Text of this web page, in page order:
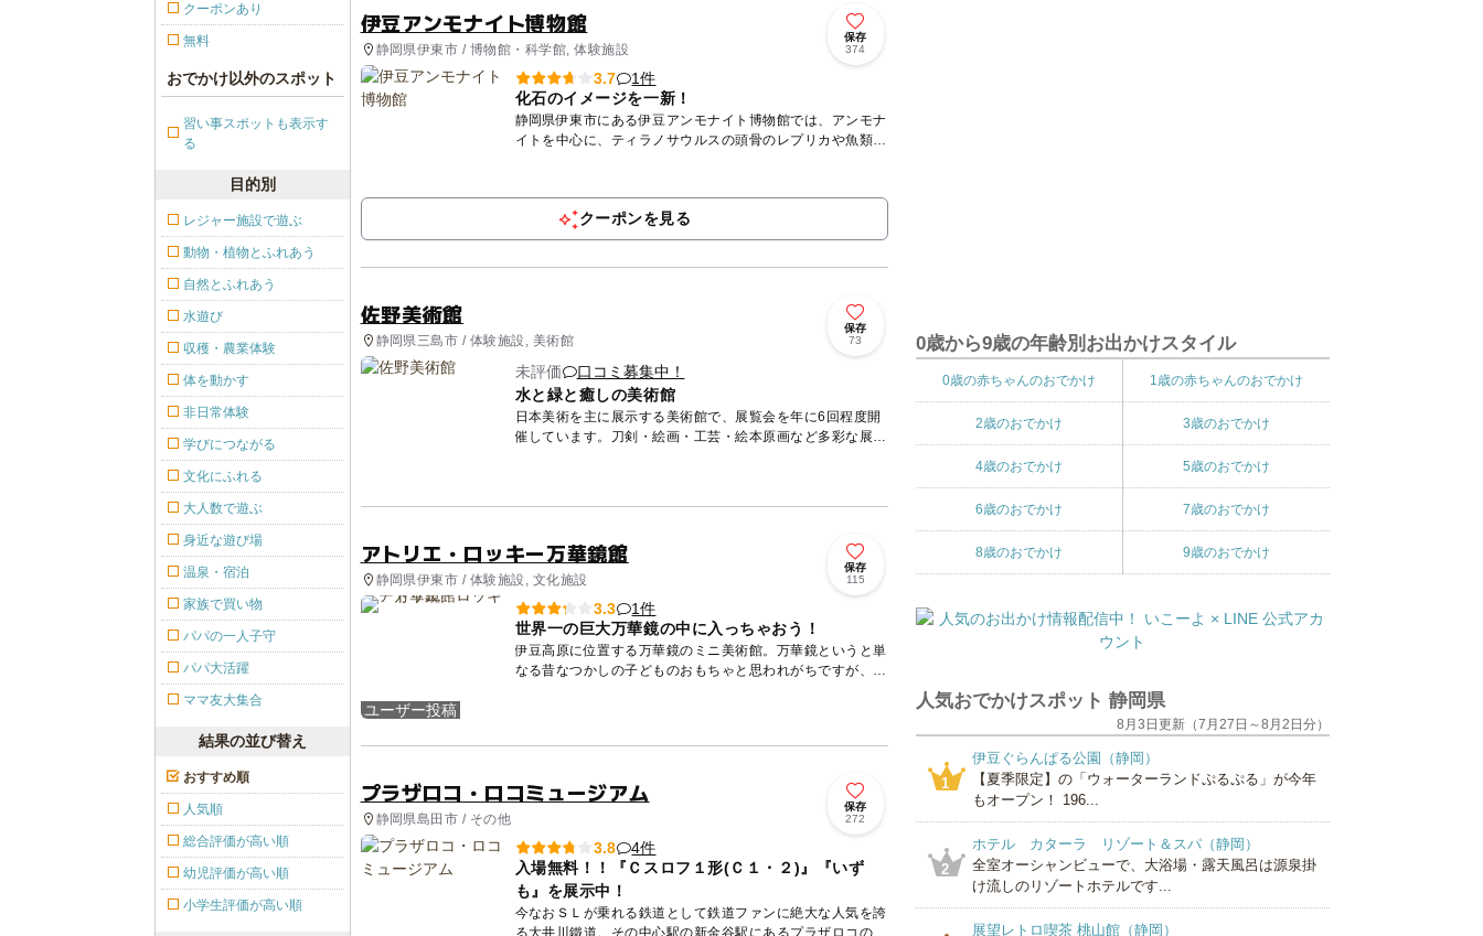
伊豆アンモナイト博物館
静岡県伊東市 / 博物館・科学館, 体験施設
保存
374
3.7
1件
化石のイメージを一新！
静岡県伊東市にある伊豆アンモナイト博物館では、アンモナ
イトを中心に、ティラノサウルスの頭骨のレプリカや魚類の
クーポンを見る
佐野美術館
静岡県三島市 / 体験施設, 美術館
保存
73
未評価
口コミ募集中！
水と緑と癒しの美術館
日本美術を主に展示する美術館で、展覧会を年に6回程度開
催しています。刀剣・絵画・工芸・絵本原画など多彩な展覧
アトリエ・ロッキー万華鏡館
静岡県伊東市 / 体験施設, 文化施設
保存
115
ユーザー投稿
3.3
1件
世界一の巨大万華鏡の中に入っちゃおう！
伊豆高原に位置する万華鏡のミニ美術館。万華鏡というと単
なる昔なつかしの子どものおもちゃと思われがちですが、実
プラザロコ・ロコミュージアム
静岡県島田市 / その他
保存
272
3.8
4件
入場無料！！『Ｃスロフ１形(Ｃ１・２)』『いず
も』を展示中！
今なおＳＬが乗れる鉄道として鉄道ファンに絶大な人気を誇
る大井川鐵道。その中心駅の新金谷駅にあるプラザロコの一
クーポンあり
無料
おでかけ以外のスポット
習い事スポットも表示す
る
目的別
レジャー施設で遊ぶ
動物・植物とふれあう
自然とふれあう
水遊び
収穫・農業体験
体を動かす
非日常体験
学びにつながる
文化にふれる
大人数で遊ぶ
身近な遊び場
温泉・宿泊
家族で買い物
パパの一人子守
パパ大活躍
ママ友大集合
結果の並び替え
おすすめ順
人気順
総合評価が高い順
幼児評価が高い順
小学生評価が高い順
0歳から9歳の年齢別お出かけスタイル
0歳の赤ちゃんのおでかけ 1歳の赤ちゃんのおでかけ
2歳のおでかけ 3歳のおでかけ
4歳のおでかけ 5歳のおでかけ
6歳のおでかけ 7歳のおでかけ
8歳のおでかけ 9歳のおでかけ
人気おでかけスポット 静岡県
8月3日更新（7月27日～8月2日分）
1
伊豆ぐらんぱる公園（静岡）
【夏季限定】の「ウォーターランドぷるぷる」が今年
もオープン！ 196...
2
ホテル カターラ リゾート＆スパ（静岡）
全室オーシャンビューで、大浴場・露天風呂は源泉掛
け流しのリゾートホテルです...
展望レトロ喫茶 桃山館（静岡）